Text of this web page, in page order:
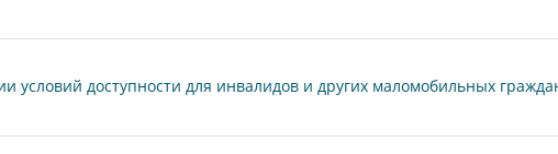
доступности для инвалидов и других маломобильных